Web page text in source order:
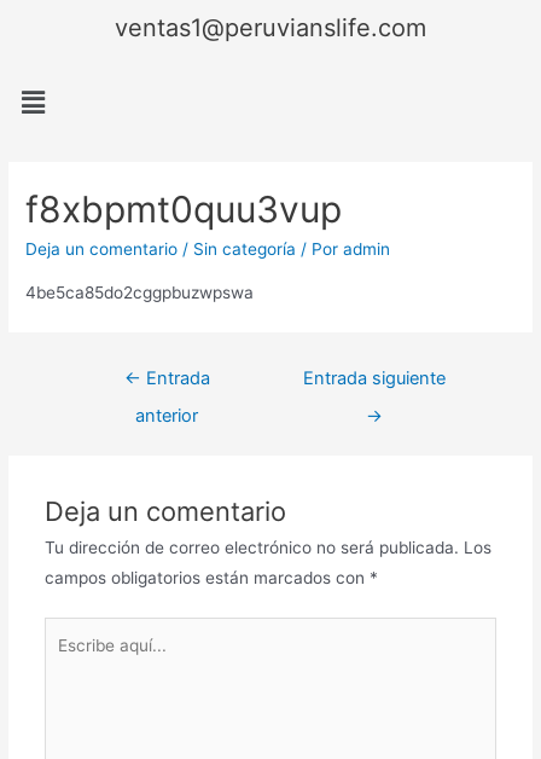
ventas1@peruvianslife.com
f8xbpmt0quu3vup
Deja un comentario / Sin categoría / Poradmin
4be5ca85do2cggpbuzwpswa
← Entrada
anterior
Entrada siguiente
→
Deja un comentario
Tu dirección de correo electrónico no será publicada. Los
campos obligatorios están marcados con *